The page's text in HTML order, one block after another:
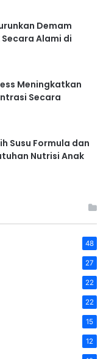
Demam
Alami di
Meningkatkan
Secara
Susu Formula dan
Nutrisi Anak
48
27
22
22
15
12